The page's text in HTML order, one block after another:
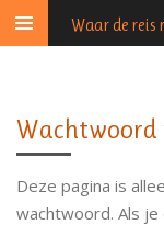
Ga
direct
hoofdinhoud
Waar de reis
Wachtwoord
Deze pagina is
wachtwoord. Als